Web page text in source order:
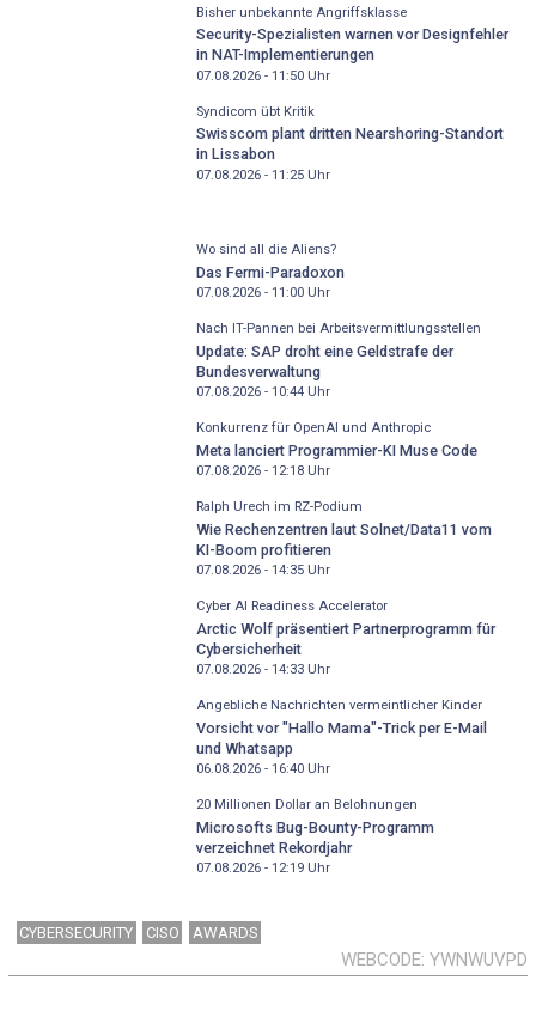
Bisher unbekannte Angriffsklasse
Security-Spezialisten warnen vor Designfehler
in NAT-Implementierungen
07.08.2026 - 11:50Uhr
Syndicom übt Kritik
Swisscom plant dritten Nearshoring-Standort
in Lissabon
07.08.2026 - 11:25Uhr
Wo sind all die Aliens?
Das Fermi-Paradoxon
07.08.2026 - 11:00Uhr
Nach IT-Pannen bei Arbeitsvermittlungsstellen
Update: SAP droht eine Geldstrafe der
Bundesverwaltung
07.08.2026 - 10:44Uhr
Konkurrenz für OpenAI und Anthropic
Meta lanciert Programmier-KI Muse Code
07.08.2026 - 12:18Uhr
Ralph Urech im RZ-Podium
Wie Rechenzentren laut Solnet/Data11 vom
KI-Boom profitieren
07.08.2026 - 14:35Uhr
Cyber AI Readiness Accelerator
Arctic Wolf präsentiert Partnerprogramm für
Cybersicherheit
07.08.2026 - 14:33Uhr
Angebliche Nachrichten vermeintlicher Kinder
Vorsicht vor "Hallo Mama"-Trick per E-Mail
und Whatsapp
06.08.2026 - 16:40Uhr
20 Millionen Dollar an Belohnungen
Microsofts Bug-Bounty-Programm
verzeichnet Rekordjahr
07.08.2026 - 12:19Uhr
CYBERSECURITY CISO AWARDS
WEBCODE YWNWUVPD